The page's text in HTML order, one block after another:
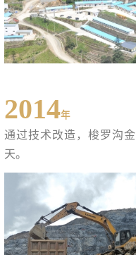
2014年
通过技术改造，梭罗沟
天。